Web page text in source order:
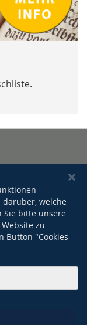
welche
Sie bitte unsere
zu
Button "Cookies